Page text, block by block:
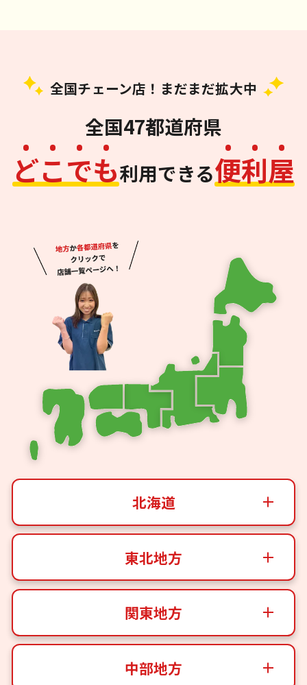
全国チェーン店！まだまだ拡大中
全国47都道府県
どこでも利用できる便利屋
北海道
東北地方
関東地方
中部地方